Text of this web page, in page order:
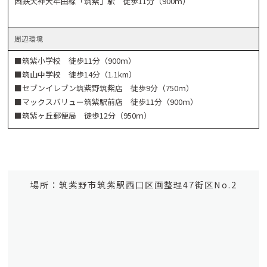
周辺環境
■筑紫小学校 徒歩11分（900ｍ）
■筑山中学校 徒歩14分（1.1km）
■セブンイレブン筑紫野筑紫店 徒歩9分（750ｍ）
■マックスバリュー筑紫駅前店 徒歩11分（900ｍ）
■筑紫ヶ丘郵便局 徒歩12分（950ｍ）
場所：筑紫野市筑紫駅西口区画整理47街区No.2